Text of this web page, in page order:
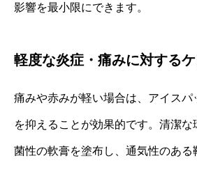
影響を最小限にできます。
軽度な炎症・痛みに対する
痛みや赤みが軽い場合は、アイスパ
を抑えることが効果的です。清潔
菌性の軟膏を塗布し、通気性のある